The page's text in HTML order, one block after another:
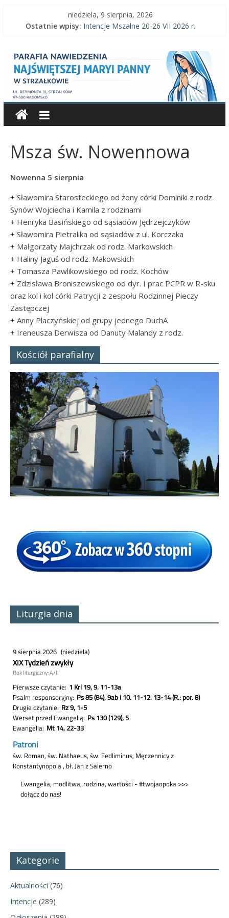
niedziela, 9 sierpnia, 2026
Ostatnie wpisy: Intencje Mszalne 20-26 VII 2026 r.
Intencje Mszalne 27 VII-2 VIII 2026 r.
Ogłoszenia parafialne 26 VII 2026 r.
Parafia
Nawiedzenia
Najświętszej
Maryi
Panny
Nawiedzenia
Najświętszej
Maryi
Panny
w
Strzałkowie
Msza św. Nowennowa
Nowenna 5 sierpnia
+ Sławomira Starosteckiego od żony córki Dominiki z rodz.
Synów Wojciecha i Kamila z rodzinami
+ Henryka Basińskiego od sąsiadów Jędrzejczyków
+ Sławomira Pietralika od sąsiadów z ul. Korczaka
+ Małgorzaty Majchrzak od rodz. Markowskich
+ Haliny Jaguś od rodz. Makowskich
+ Tomasza Pawlikowskiego od rodz. Kochów
+ Zdzisława Broniszewskiego od dyr. I prac PCPR w R-sku
oraz kol i kol córki Patrycji z zespołu Rodzinnej Pieczy
Zastępczej
+ Anny Placzyńskiej od grupy jednego DuchA
+ Ireneusza Derwisza od Danuty Malandy z rodz.
Kościół parafialny
Liturgia dnia
Kategorie
Aktualności (76)
Intencje (289)